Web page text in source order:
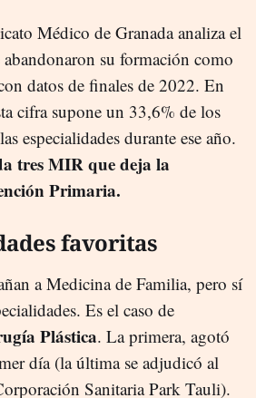
Médico de Granada analiza el
su formación como
datos de finales de 2022. En
cifra supone un 33,6% de los
especialidades durante ese año.
tres MIR que deja la
Primaria.
favoritas
a Medicina de Familia, pero sí
Es el caso de
Plástica. La primera, agotó
día (la última se adjudicó al
Sanitaria Park Tauli).